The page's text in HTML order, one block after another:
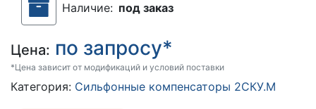
Наличие: под заказ
Цена: по запросу*
*Цена зависит от модификаций и условий поставки
Категория: Сильфонные компенсаторы 2СКУ.М